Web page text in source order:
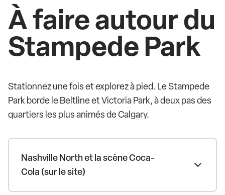
À faire autour du
Stampede Park
Stationnez une fois et explorez à pied. Le Stampede
Park borde le Beltline et Victoria Park, à deux pas des
quartiers les plus animés de Calgary.
Nashville North et la scène Coca-
Cola (sur le site)